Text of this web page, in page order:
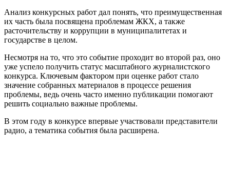
Анализ конкурсных работ дал понять, что преимущественная
их часть была посвящена проблемам ЖКХ, а также
расточительству и коррупции в муниципалитетах и
государстве в целом.
Несмотря на то, что это событие проходит во второй раз, оно
уже успело получить статус масштабного журналистского
конкурса. Ключевым фактором при оценке работ стало
значение собранных материалов в процессе решения
проблемы, ведь очень часто именно публикации помогают
решить социально важные проблемы.
В этом году в конкурсе впервые участвовали представители
радио, а тематика события была расширена.